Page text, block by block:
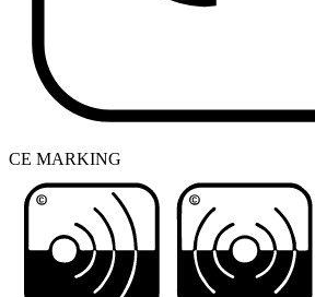
CE MARKING